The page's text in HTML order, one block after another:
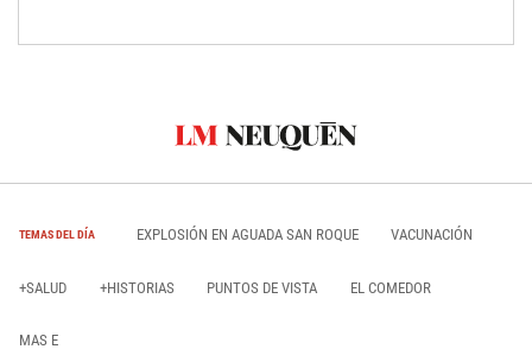
TEMAS DEL DÍA EXPLOSIÓN EN AGUADA SAN ROQUE VACUNACIÓN
+SALUD +HISTORIAS PUNTOS DE VISTA EL COMEDOR
MAS E